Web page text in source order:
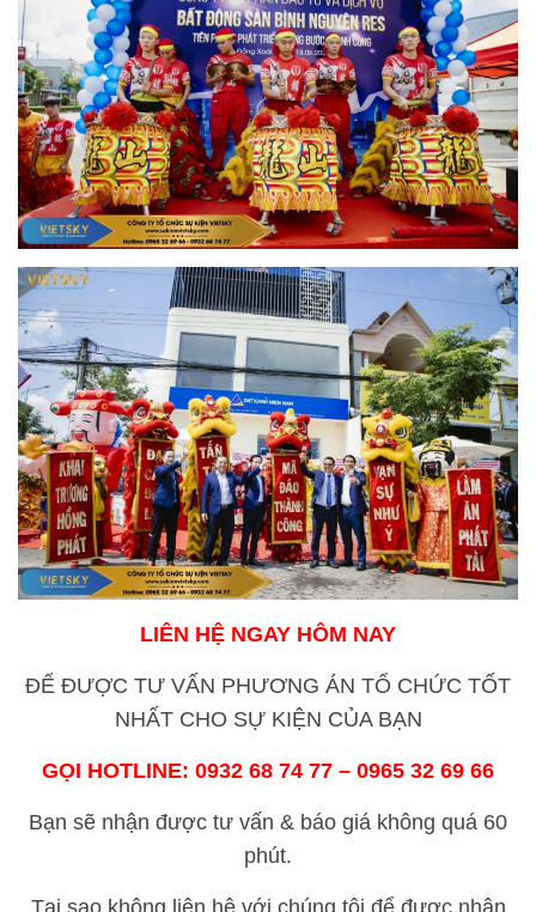
LIÊN HỆ NGAY HÔM NAY
ĐỂ ĐƯỢC TƯ VẤN PHƯƠNG ÁN TỔ CHỨC TỐT
NHẤT CHO SỰ KIỆN CỦA BẠN
GỌI HOTLINE: 0932 68 74 77 – 0965 32 69 66
Bạn sẽ nhận được tư vấn & báo giá không quá 60
phút.